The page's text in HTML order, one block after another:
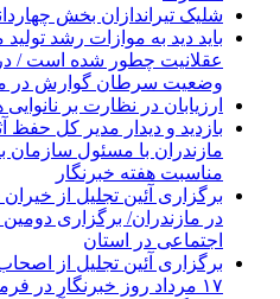
شلیک تیراندازان بخش
باید دید به موازات رشد
عقلانیت چطور شده است /
وضعیت سرطان گوارش در
ارزیابان در نظارت بر
بازدید و دیدار مدیر کل
مازندران با مسئول سازمان
مناسبت هفته خبرنگار
برگزاری آئین تجلیل از
در مازندران/ برگزاری
اجتماعی در استان
برگزاری آئین تجلیل از
۱۷ مرداد روز خبرنگار در